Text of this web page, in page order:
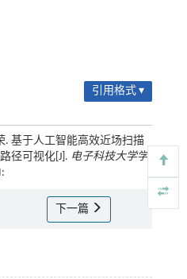
引用格式 ▾
. 基于人工智能高效近场扫描
径可视化[J]. 电子科技大学学
下一篇